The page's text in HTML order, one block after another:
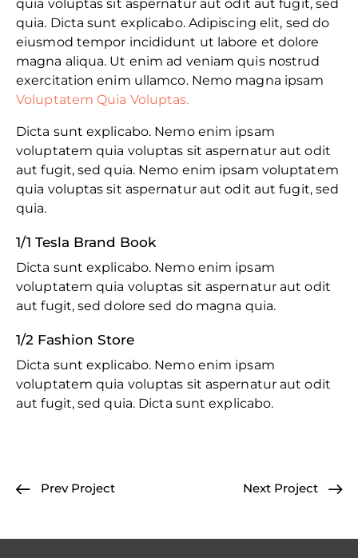
quia voluptas sit aspernatur aut odit aut fugit, sed
quia. Dicta sunt explicabo. Adipiscing elit, sed do
eiusmod tempor incididunt ut labore et dolore
magna aliqua. Ut enim ad veniam quis nostrud
exercitation enim ullamco. Nemo magna ipsam
Voluptatem Quia Voluptas.
Dicta sunt explicabo. Nemo enim ipsam
voluptatem quia voluptas sit aspernatur aut odit
aut fugit, sed quia. Nemo enim ipsam voluptatem
quia voluptas sit aspernatur aut odit aut fugit, sed
quia.
1/1 Tesla Brand Book
Dicta sunt explicabo. Nemo enim ipsam
voluptatem quia voluptas sit aspernatur aut odit
aut fugit, sed dolore sed do magna quia.
1/2 Fashion Store
Dicta sunt explicabo. Nemo enim ipsam
voluptatem quia voluptas sit aspernatur aut odit
aut fugit, sed quia. Dicta sunt explicabo.
Prev Project Next Project